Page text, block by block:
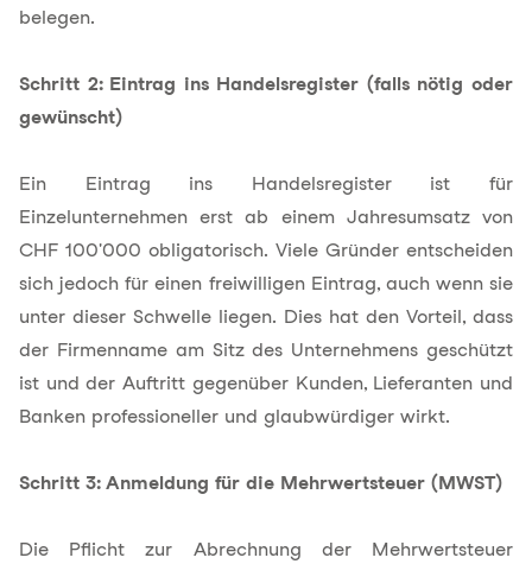
belegen.
Schritt 2: Eintrag ins Handelsregister (falls nötig oder
gewünscht)
Ein Eintrag ins Handelsregister ist für
Einzelunternehmen erst ab einem Jahresumsatz von
CHF 100'000 obligatorisch. Viele Gründer entscheiden
sich jedoch für einen freiwilligen Eintrag, auch wenn sie
unter dieser Schwelle liegen. Dies hat den Vorteil, dass
der Firmenname am Sitz des Unternehmens geschützt
ist und der Auftritt gegenüber Kunden, Lieferanten und
Banken professioneller und glaubwürdiger wirkt.
Schritt 3: Anmeldung für die Mehrwertsteuer (MWST)
Die Pflicht zur Abrechnung der Mehrwertsteuer